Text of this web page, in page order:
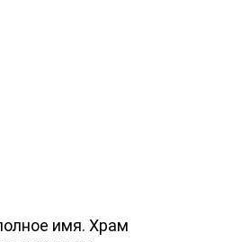
имя. Храм